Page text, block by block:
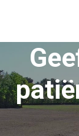
naar
hoofdinhoud